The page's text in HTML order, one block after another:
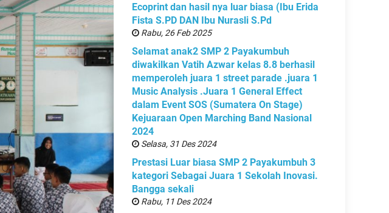
Ecoprint dan hasil nya luar biasa (Ibu Erida
Fista S.PD DAN Ibu Nurasli S.Pd
Rabu, 26 Feb 2025
Selamat anak2 SMP 2 Payakumbuh
diwakilkan Vatih Azwar kelas 8.8 berhasil
memperoleh juara 1 street parade .juara 1
Music Analysis .Juara 1 General Effect
dalam Event SOS (Sumatera On Stage)
Kejuaraan Open Marching Band Nasional
2024
Selasa, 31 Des 2024
Prestasi Luar biasa SMP 2 Payakumbuh 3
kategori Sebagai Juara 1 Sekolah Inovasi.
Bangga sekali
Rabu, 11 Des 2024